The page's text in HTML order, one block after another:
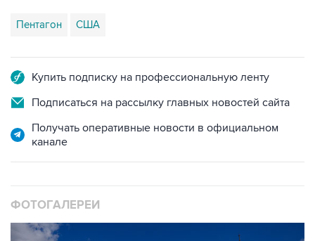
Пентагон США
Купить подписку на профессиональную ленту
Подписаться на рассылку главных новостей сайта
Получать оперативные новости в официальном
канале
ФОТОГАЛЕРЕИ